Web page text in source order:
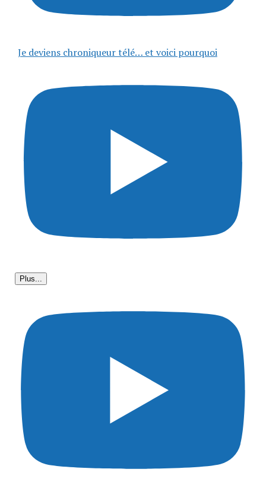
Je deviens chroniqueur télé… et voici pourquoi
Plus...